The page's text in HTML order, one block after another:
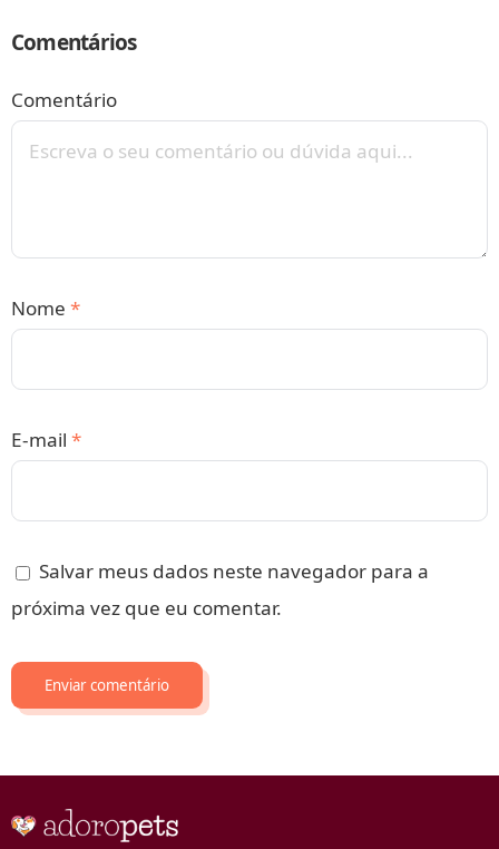
Comentários
Comentário
Nome *
E-mail *
Salvar meus dados neste navegador para a
próxima vez que eu comentar.